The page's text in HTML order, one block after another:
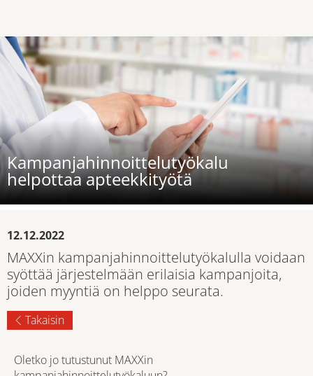
Kampanjahinnoittelutyökalu
helpottaa apteekkityötä
12.12.2022
MAXXin kampanjahinnoittelutyökalulla voidaan
syöttää järjestelmään erilaisia kampanjoita,
joiden myyntiä on helppo seurata.
Takaisin
Oletko jo tutustunut MAXXin